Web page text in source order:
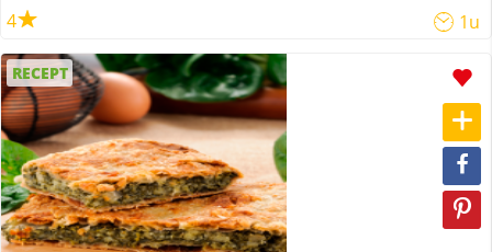
4 1u
RECEPT